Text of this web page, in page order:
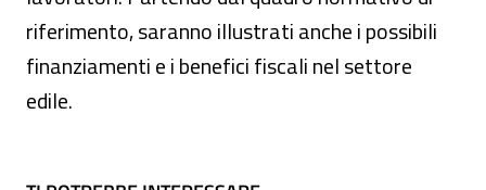
riferimento, saranno illustrati anche i possibili
finanziamenti e i benefici fiscali nel settore
edile.